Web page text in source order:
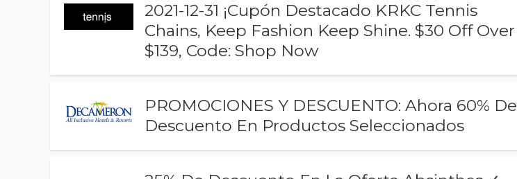
2021-12-31 ¡Cupón Destacado KRKC Tennis
Chains, Keep Fashion Keep Shine. $30 Off Over
$139, Code: Shop Now
PROMOCIONES Y DESCUENTO: Ahora 60% De
Descuento En Productos Seleccionados